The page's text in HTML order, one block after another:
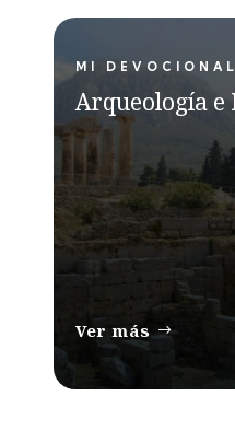
MI DEVOCIONAL
Arqueología
Ver más